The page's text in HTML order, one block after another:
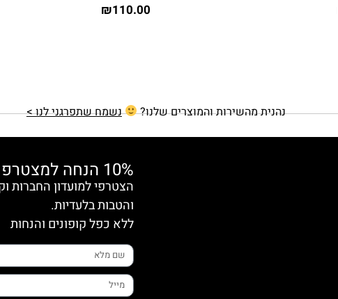
₪110.00
נהנית מהשירות והמוצרים שלנו? נשמח שתפרגני לנו >
10% הנחה למצטרפות חדשות
והטבות בלעדיות.
ללא כפל קופונים והנחות